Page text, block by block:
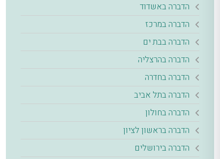
הדברה באשדוד
הדברה במרכז
הדברה בבת ים
הדברה בהרצליה
הדברה בחדרה
הדברה בתל אביב
הדברה בחולון
הדברה בראשון לציון
הדברה בירושלים